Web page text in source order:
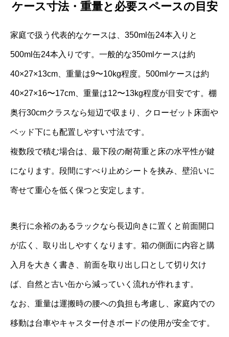
ケース寸法・重量と必要スペースの目安
家庭で扱う代表的なケースは、350ml缶24本入りと
500ml缶24本入りです。一般的な350mlケースは約
40×27×13cm、重量は9〜10kg程度。500mlケースは約
40×27×16〜17cm、重量は12〜13kg程度が目安です。棚
奥行30cmクラスなら短辺で収まり、クローゼット床面や
ベッド下にも配置しやすい寸法です。
複数段で積む場合は、最下段の耐荷重と床の水平性が鍵
になります。段間にすべり止めシートを挟み、壁沿いに
寄せて重心を低く保つと安定します。
奥行に余裕のあるラックなら長辺向きに置くと前面開口
が広く、取り出しやすくなります。箱の側面に内容と購
入月を大きく書き、前面を取り出し口として切り欠け
ば、自然と古い缶から減っていく流れが作れます。
なお、重量は運搬時の腰への負担も考慮し、家庭内での
移動は台車やキャスター付きボードの使用が安全です。